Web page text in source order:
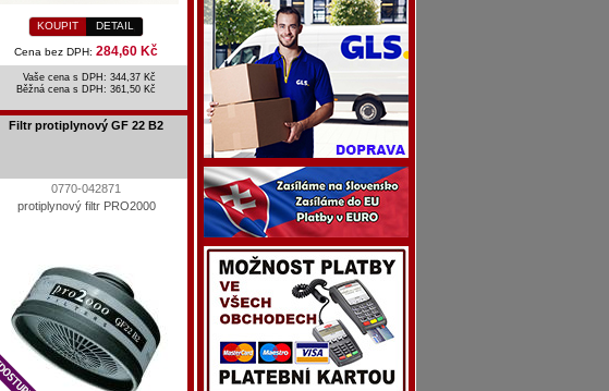
KOUPIT DETAIL
Cena bez DPH: 284,60 Kč
Vaše cena s DPH: 344,37 Kč
Běžná cena s DPH: 361,50 Kč
Filtr protiplynový GF 22 B2
0770-042871
protiplynový filtr PRO2000